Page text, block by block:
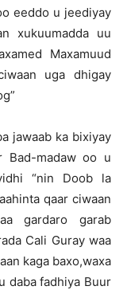
eeddo u jeediyay
xukuumadda uu
Maxamuud
uga dhigay
jawaab ka bixiyay
Bad-madaw oo u
“nin Doob la
qaar ciwaan
gardaro garab
Cali Guray waa
kaga baxo,waxa
daba fadhiya Buur